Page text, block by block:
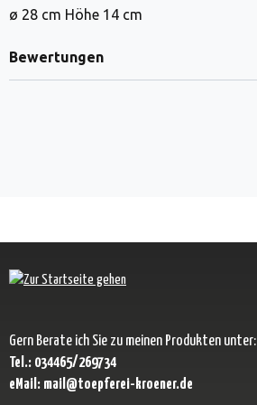
ø 28 cm Höhe 14 cm
Bewertungen
Gern Berate ich Sie zu meinen Produkten unter:
Tel.: 034465/269734
eMail: mail@toepferei-kroener.de